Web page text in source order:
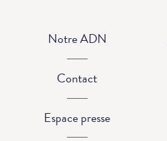
Notre ADN
Contact
Espace presse